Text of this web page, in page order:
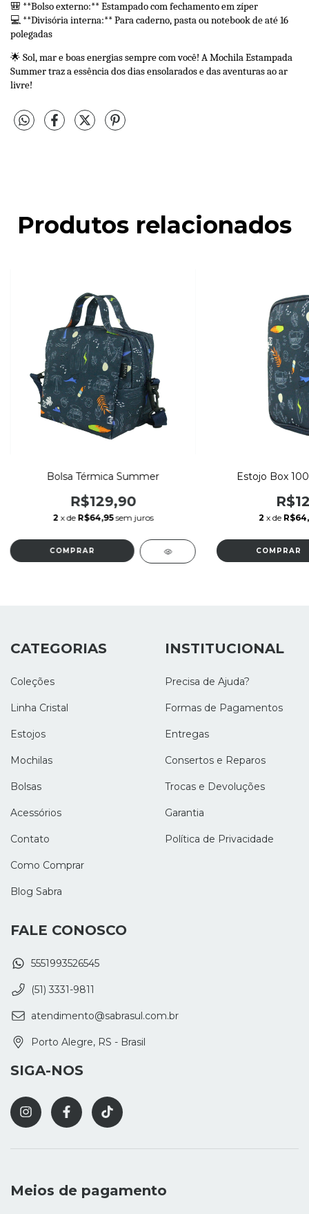
🎒 **Bolso externo:** Estampado com fechamento em zíper
💻 **Divisória interna:** Para caderno, pasta ou notebook de até 16
polegadas
🌟 Sol, mar e boas energias sempre com você! A Mochila Estampada
Summer traz a essência dos dias ensolarados e das aventuras ao ar
livre!
Produtos relacionados
Bolsa Térmica Summer
R$129,90
2 x de R$64,95 sem juros
Estojo Box
2 x de
CATEGORIAS
Coleções
Linha Cristal
Estojos
Mochilas
Bolsas
Acessórios
Contato
Como Comprar
Blog Sabra
INSTITUCIONAL
Precisa de Ajuda?
Formas de Pagamentos
Entregas
Consertos e Reparos
Trocas e Devoluções
Garantia
Política de Privacidade
FALE CONOSCO
5551993526545
(51) 3331-9811
atendimento@sabrasul.com.br
Porto Alegre, RS - Brasil
SIGA-NOS
Meios de pagamento